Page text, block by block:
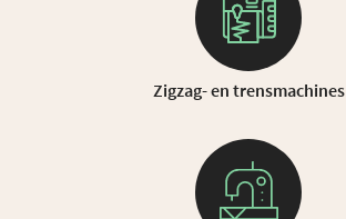
Zigzag- en trensmachines